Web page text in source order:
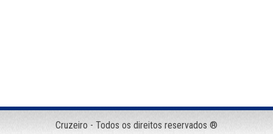
Cruzeiro - Todos os direitos reservados ®